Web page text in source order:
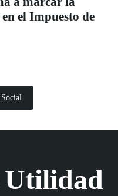
el Impuesto de
Social
Utilidad